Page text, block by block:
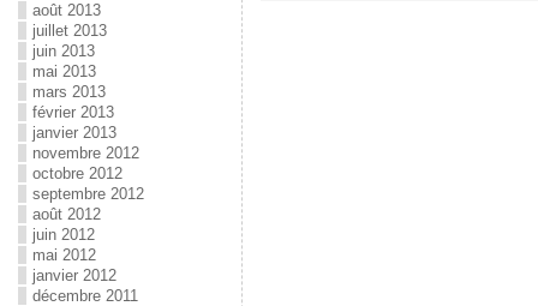
août 2013
juillet 2013
juin 2013
mai 2013
mars 2013
février 2013
janvier 2013
novembre 2012
octobre 2012
septembre 2012
août 2012
juin 2012
mai 2012
janvier 2012
décembre 2011